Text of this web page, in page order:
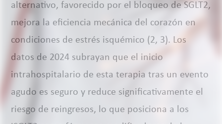
alternativo, favorecido por el bloqueo de SGLT2,
mejora la eficiencia mecánica del corazón en
condiciones de estrés isquémico (2, 3). Los
datos de 2024 subrayan que el inicio
intrahospitalario de esta terapia tras un evento
agudo es seguro y reduce significativamente el
riesgo de reingresos, lo que posiciona a los